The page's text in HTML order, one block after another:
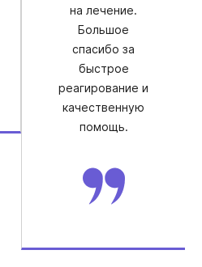
на лечение.
Большое
спасибо за
быстрое
реагирование и
качественную
помощь.